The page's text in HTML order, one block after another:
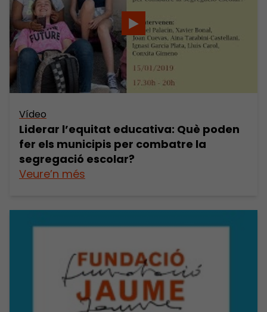
Vídeo
Liderar l’equitat educativa: Què poden
fer els municipis per combatre la
segregació escolar?
Veure’n més